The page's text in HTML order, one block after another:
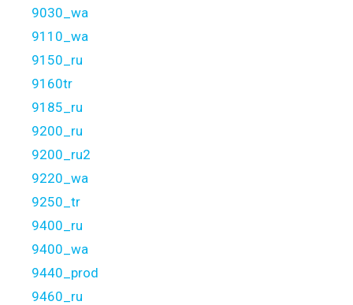
9030_wa
9110_wa
9150_ru
9160tr
9185_ru
9200_ru
9200_ru2
9220_wa
9250_tr
9400_ru
9400_wa
9440_prod
9460_ru